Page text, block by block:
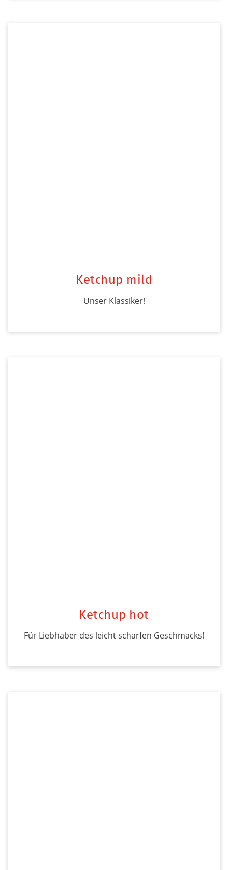
Ketchup mild
Unser Klassiker!
Ketchup hot
Für Liebhaber des leicht scharfen Geschmacks!